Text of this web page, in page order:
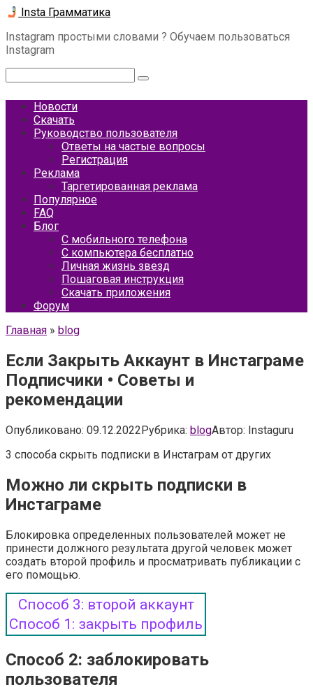
Перейти
контенту
Insta Грамматика
Instagram простыми словами ? Обучаем пользоваться
Instagram
Новости
Скачать
Руководство пользователя
Ответы на частые вопросы
Регистрация
Реклама
Таргетированная реклама
Популярное
FAQ
Блог
С мобильного телефона
С компьютера бесплатно
Личная жизнь звезд
Пошаговая инструкция
Скачать приложения
Форум
Главная » blog
Если Закрыть Аккаунт в Инстаграме
Подписчики • Советы и
рекомендации
Опубликовано: 09.12.2022Рубрика: blogАвтор: Instaguru
3 способа скрыть подписки в Инстаграм от других
Можно ли скрыть подписки в
Инстаграме
Блокировка определенных пользователей может не
принести должного результата другой человек может
создать второй профиль и просматривать публикации с
его помощью.
Способ 3: второй аккаунт
Способ 1: закрыть профиль
Способ 2: заблокировать
пользователя